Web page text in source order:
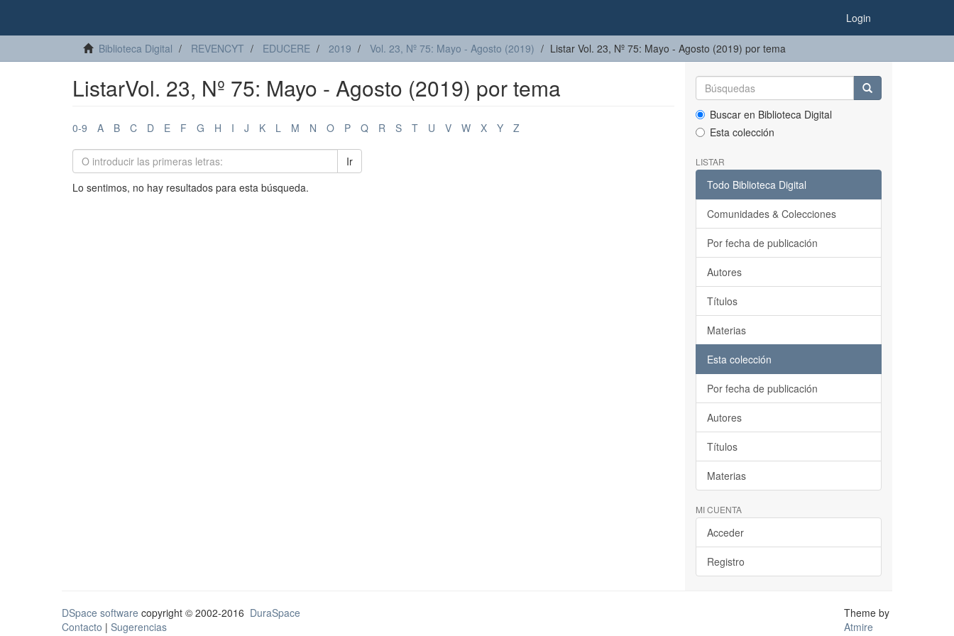
Login
Biblioteca Digital REVENCYT EDUCERE 2019 Vol. 23, Nº 75: Mayo - Agosto (2019) Listar Vol. 23, Nº 75: Mayo - Agosto (2019) por tema
ListarVol. 23, Nº 75: Mayo - Agosto (2019) por tema
0-9 A B C D E F G H I J K L M N O P Q R S T U V W X Y Z
Ir
Lo sentimos, no hay resultados para esta búsqueda.
Buscar en Biblioteca Digital
Esta colección
LISTAR
Todo Biblioteca Digital
Comunidades & Colecciones
Por fecha de publicación
Autores
Títulos
Materias
Esta colección
Por fecha de publicación
Autores
Títulos
Materias
MI CUENTA
Acceder
Registro
DSpace software copyright © 2002-2016 DuraSpace
Contacto | Sugerencias
Theme by
Atmire